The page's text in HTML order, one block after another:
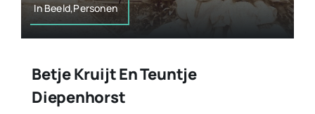
In Beeld,Personen
Betje Kruijt En Teuntje
Diepenhorst